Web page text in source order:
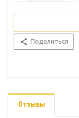
Поделиться
Отзывы